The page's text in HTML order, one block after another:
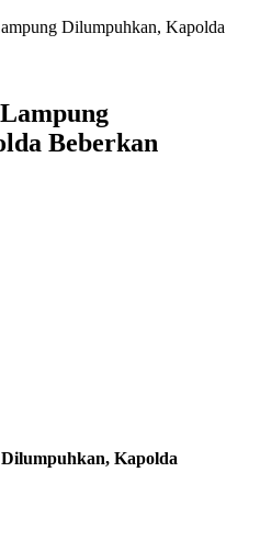
Dilumpuhkan, Kapolda
Beberkan
Kapolda